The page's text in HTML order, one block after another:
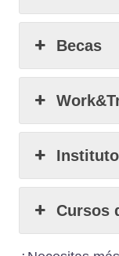
Becas
Cursos